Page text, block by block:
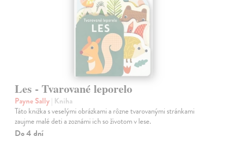
Les - Tvarované leporelo
Payne Sally| Kniha
Táto knižka s veselými obrázkami a rôzne tvarovanými stránkami
zaujme malé deti a zoznámi ich so životom v lese.
Do 4 dní